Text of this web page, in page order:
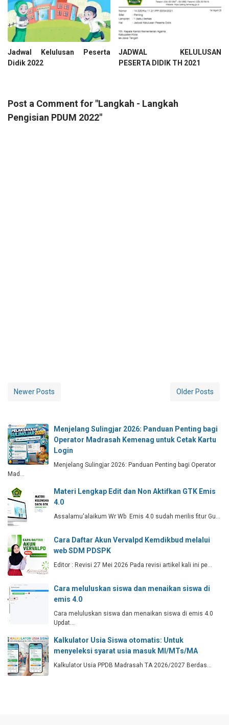
Jadwal Kelulusan Peserta
Didik 2022
JADWAL KELULUSAN
PESERTA DIDIK TH 2021
Post a Comment for "Langkah - Langkah
Pengisian PDUM 2022"
Newer Posts Older Posts
Menjelang Sulingjar 2026: Panduan Penting bagi
Operator Madrasah Kemenag untuk Cetak Kartu
Login
Menjelang Sulingjar 2026: Panduan Penting bagi Operator
Mad…
Materi Lengkap Edit dan Non Aktifkan GTK Emis
4.0
Assalamu'alaikum Wr Wb Emis 4.0 sudah merilis fitur Gu…
Cara Daftar Akun Vervalpd Kemdikbud melalui
web SDM PDSPK
Editor : Revisi 27 Mei 2026 Pada revisi artikel kali ini pe…
Cara meluluskan siswa dan menaikan siswa di
emis 4.0
Cara meluluskan siswa dan menaikan siswa di emis 4.0
Updat…
Kalkulator Usia Siswa otomatis: Untuk
menyeleksi syarat usia masuk MI/MTs/MA
Kalkulator Usia PPDB Madrasah TA 2026/2027 Berdas…